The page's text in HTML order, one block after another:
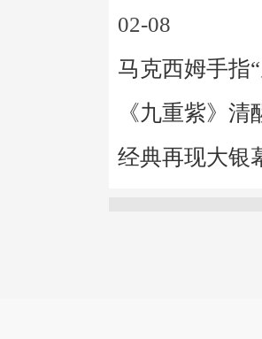
02-08
马克西姆手指
《九重紫》
经典再现大银